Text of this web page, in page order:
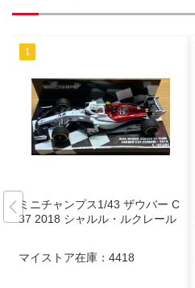
ミニチャンプス1/43 ザウバー C
37 2018 シャルル・ルクレール
マイストア在庫： 4418